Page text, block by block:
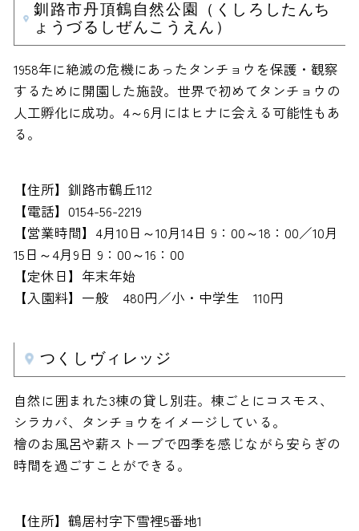
釧路市丹頂鶴自然公園（くしろしたんち
ょうづるしぜんこうえん）
1958年に絶滅の危機にあったタンチョウを保護・観察
するために開園した施設。世界で初めてタンチョウの
人工孵化に成功。4～6月にはヒナに会える可能性もあ
る。
【住所】釧路市鶴丘112
【電話】0154-56-2219
【営業時間】4月10日～10月14日 9：00～18：00／10月
15日～4月9日 9：00～16：00
【定休日】年末年始
【入園料】一般 480円／小・中学生 110円
つくしヴィレッジ
自然に囲まれた3棟の貸し別荘。棟ごとにコスモス、
シラカバ、タンチョウをイメージしている。
檜のお風呂や薪ストーブで四季を感じながら安らぎの
時間を過ごすことができる。
【住所】鶴居村字下雪裡5番地1